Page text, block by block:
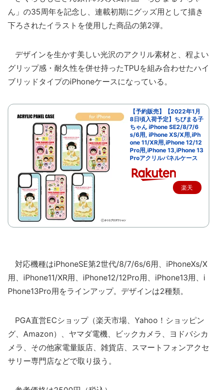
ん」の35周年を記念し、連載初期にグッズ用として描き
下ろされたイラストを使用した商品の第2弾。
デザインを生かす美しい光沢のアクリル素材と、程よい
グリップ感・耐久性を併せ持ったTPUを組み合わせたハイ
ブリッドタイプのiPhoneケースになっている。
【予約販売】【2022年1月
8日頃入荷予定】ちびまる子
ちゃん iPhone SE2/8/7/6
s/6用, iPhone XS/X用,iPh
one 11/XR用,iPhone 12/12
Pro用,iPhone 13,iPhone 13
Proアクリルパネルケース
楽天
対応機種はiPhoneSE第2世代/8/7/6s/6用、iPhoneXs/X
用、iPhone11/XR用、iPhone12/12Pro用、iPhone13用、i
Phone13Pro用をラインアップ。デザインは2種類。
PGA直営ECショップ（楽天市場、Yahoo！ショッピン
グ、Amazon）、ヤマダ電機、ビックカメラ、ヨドバシカ
メラ、その他家電量販店、雑貨店、スマートフォンアクセ
サリー専門店などで取り扱う。